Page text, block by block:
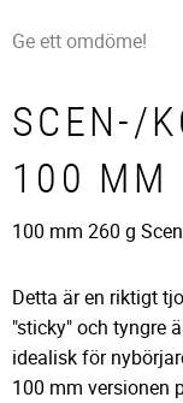
Ge ett omdöme!
SCEN-/
100 MM
100 mm 260 g
Detta är en riktigt
"sticky" och tyngre
idealisk för
100 mm versionen